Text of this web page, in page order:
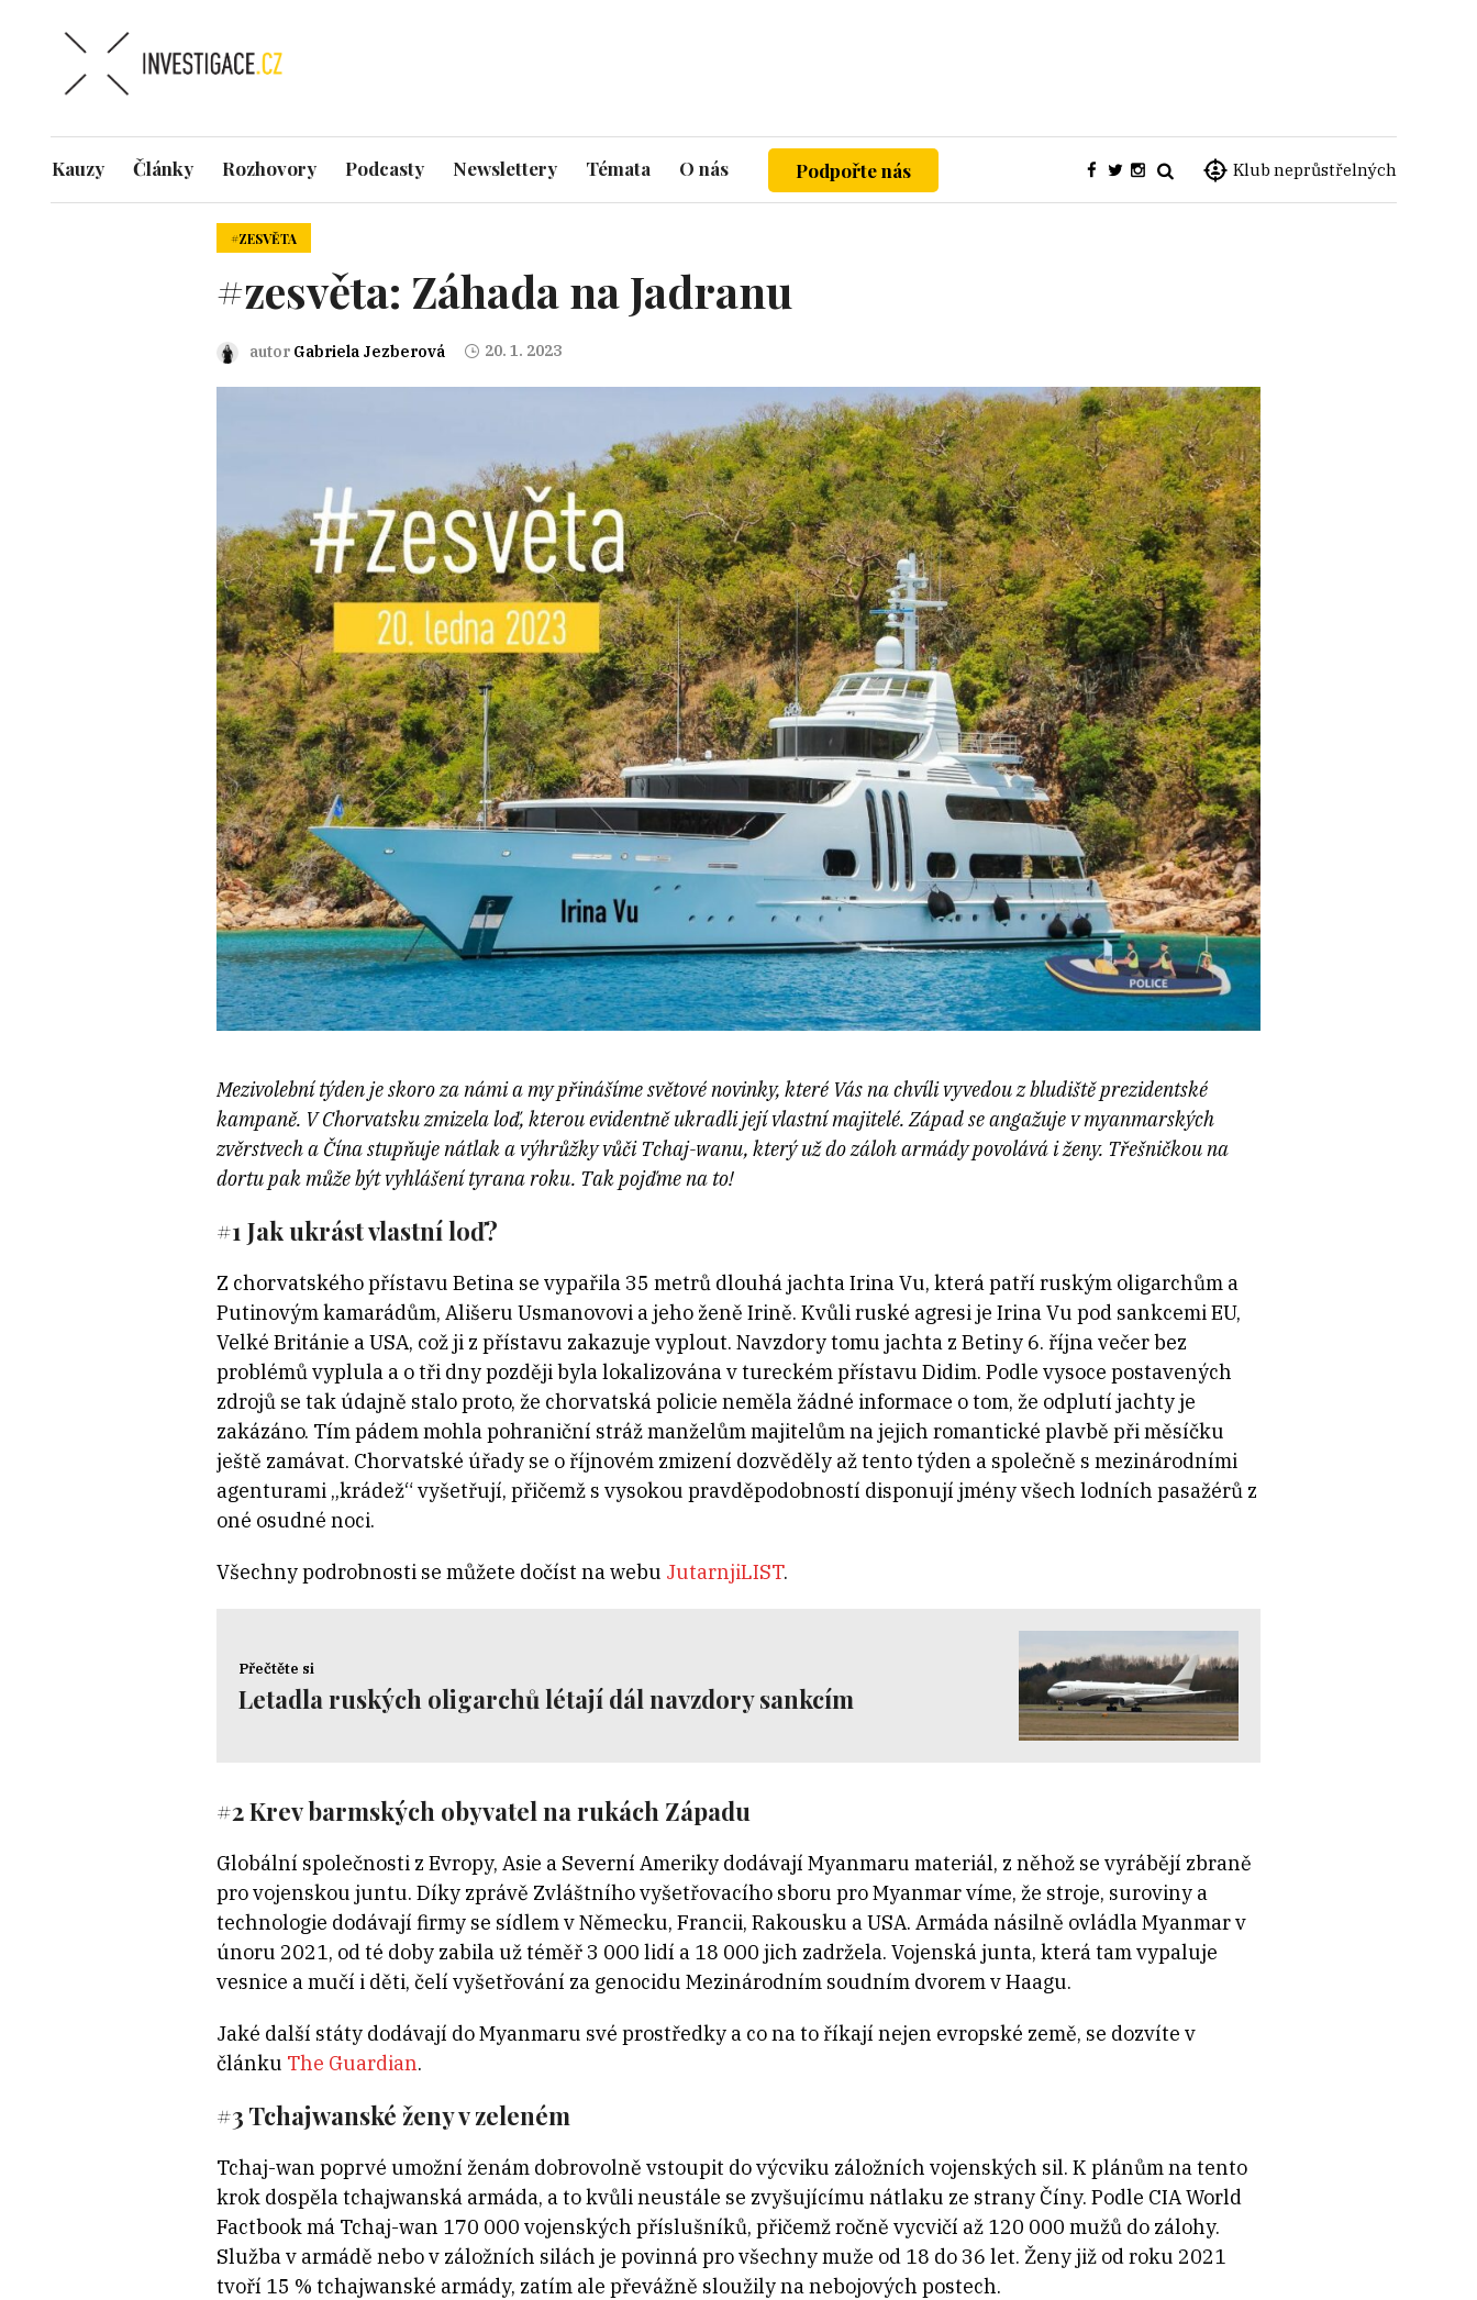
Klub neprůstřelných
Kauzy Články Rozhovory Podcasty Newslettery Témata O nás Podpořte nás
#ZESVĚTA
#zesvěta: Záhada na Jadranu
autor Gabriela Jezberová 20. 1. 2023
Mezivolební týden je skoro za námi a my přinášíme světové novinky, které Vás na chvíli vyvedou z bludiště prezidentské
kampaně. V Chorvatsku zmizela loď, kterou evidentně ukradli její vlastní majitelé. Západ se angažuje v myanmarských
zvěrstvech a Čína stupňuje nátlak a výhrůžky vůči Tchaj-wanu, který už do záloh armády povolává i ženy. Třešničkou na
dortu pak může být vyhlášení tyrana roku. Tak pojďme na to!
#1 Jak ukrást vlastní loď?
Z chorvatského přístavu Betina se vypařila 35 metrů dlouhá jachta Irina Vu, která patří ruským oligarchům a
Putinovým kamarádům, Ališeru Usmanovovi a jeho ženě Irině. Kvůli ruské agresi je Irina Vu pod sankcemi EU,
Velké Británie a USA, což ji z přístavu zakazuje vyplout. Navzdory tomu jachta z Betiny 6. října večer bez
problémů vyplula a o tři dny později byla lokalizována v tureckém přístavu Didim. Podle vysoce postavených
zdrojů se tak údajně stalo proto, že chorvatská policie neměla žádné informace o tom, že odplutí jachty je
zakázáno. Tím pádem mohla pohraniční stráž manželům majitelům na jejich romantické plavbě při měsíčku
ještě zamávat. Chorvatské úřady se o říjnovém zmizení dozvěděly až tento týden a společně s mezinárodními
agenturami „krádež“ vyšetřují, přičemž s vysokou pravděpodobností disponují jmény všech lodních pasažérů z
oné osudné noci.
Všechny podrobnosti se můžete dočíst na webu JutarnjiLIST.
Přečtěte si
Letadla ruských oligarchů létají dál navzdory sankcím
#2 Krev barmských obyvatel na rukách Západu
Globální společnosti z Evropy, Asie a Severní Ameriky dodávají Myanmaru materiál, z něhož se vyrábějí zbraně
pro vojenskou juntu. Díky zprávě Zvláštního vyšetřovacího sboru pro Myanmar víme, že stroje, suroviny a
technologie dodávají firmy se sídlem v Německu, Francii, Rakousku a USA. Armáda násilně ovládla Myanmar v
únoru 2021, od té doby zabila už téměř 3 000 lidí a 18 000 jich zadržela. Vojenská junta, která tam vypaluje
vesnice a mučí i děti, čelí vyšetřování za genocidu Mezinárodním soudním dvorem v Haagu.
Jaké další státy dodávají do Myanmaru své prostředky a co na to říkají nejen evropské země, se dozvíte v
článku The Guardian.
#3 Tchajwanské ženy v zeleném
Tchaj-wan poprvé umožní ženám dobrovolně vstoupit do výcviku záložních vojenských sil. K plánům na tento
krok dospěla tchajwanská armáda, a to kvůli neustále se zvyšujícímu nátlaku ze strany Číny. Podle CIA World
Factbook má Tchaj-wan 170 000 vojenských příslušníků, přičemž ročně vycvičí až 120 000 mužů do zálohy.
Služba v armádě nebo v záložních silách je povinná pro všechny muže od 18 do 36 let. Ženy již od roku 2021
tvoří 15 % tchajwanské armády, zatím ale převážně sloužily na nebojových postech.